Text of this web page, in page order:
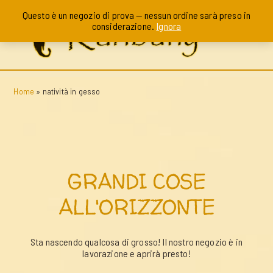
Home » natività in gesso
GRANDI COSE
ALL'ORIZZONTE
Sta nascendo qualcosa di grosso! Il nostro negozio è in
lavorazione e aprirà presto!
Questo è un negozio di prova — nessun ordine sarà preso in
considerazione. Ignora